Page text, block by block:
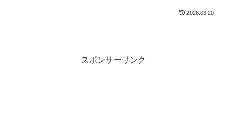
2026.03.20
スポンサーリンク